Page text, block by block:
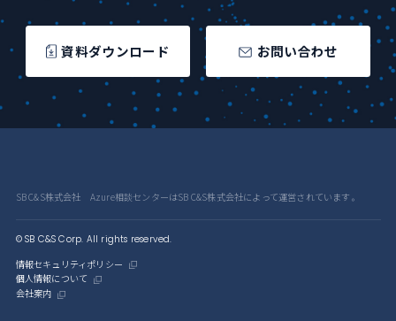
資料ダウンロード お問い合わせ
SB C&S株式会社 Azure相談センターはSB C&S株式会社によって運営されています。
© SB C&S Corp. All rights reserved.
情報セキュリティポリシー
個人情報について
会社案内